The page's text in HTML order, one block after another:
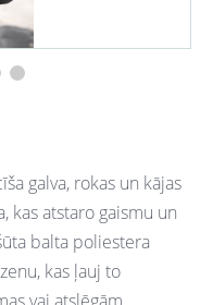
galva, rokas un kājas
kas atstaro gaismu un
balta poliestera
kas ļauj to